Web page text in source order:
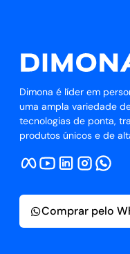
Dimona é líder em
uma ampla variedade
tecnologias de ponta,
produtos únicos e de
Comprar pelo